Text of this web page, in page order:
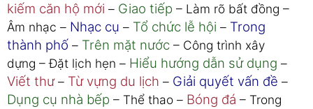
kiếm căn hộ mới – Giao tiếp – Làm rõ bất đồng –
Âm nhạc – Nhạc cụ – Tổ chức lễ hội – Trong
thành phố – Trên mặt nước – Công trình xây
dựng – Đặt lịch hẹn – Hiểu hướng dẫn sử dụng –
Viết thư– Từ vựng du lịch – Giải quyết vấn đề –
Dụng cụ nhà bếp – Thể thao – Bóng đá – Trong